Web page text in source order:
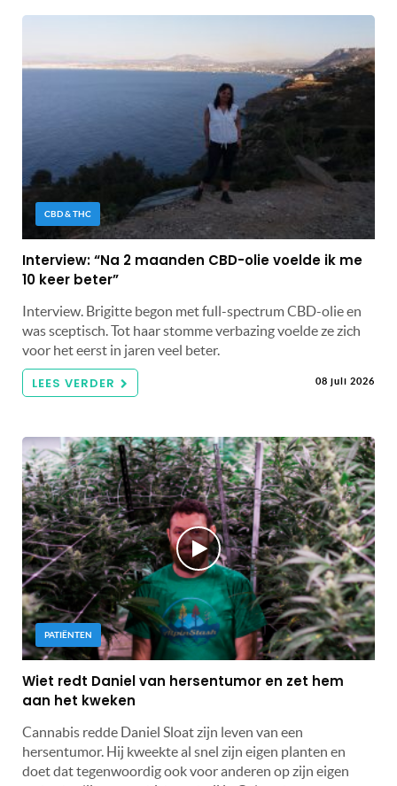
CBD & THC
Interview: “Na 2 maanden CBD-olie voelde ik me
10 keer beter”
Interview. Brigitte begon met full-spectrum CBD-olie en
was sceptisch. Tot haar stomme verbazing voelde ze zich
voor het eerst in jaren veel beter.
LEES VERDER 08 juli 2026
PATIËNTEN
Wiet redt Daniel van hersentumor en zet hem
aan het kweken
Cannabis redde Daniel Sloat zijn leven van een
hersentumor. Hij kweekte al snel zijn eigen planten en
doet dat tegenwoordig ook voor anderen op zijn eigen